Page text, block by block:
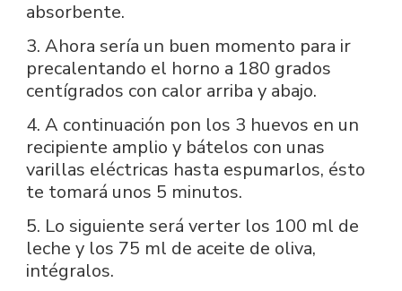
absorbente.
3. Ahora sería un buen momento para ir
precalentando el horno a 180 grados
centígrados con calor arriba y abajo.
4. A continuación pon los 3 huevos en un
recipiente amplio y bátelos con unas
varillas eléctricas hasta espumarlos, ésto
te tomará unos 5 minutos.
5. Lo siguiente será verter los 100 ml de
leche y los 75 ml de aceite de oliva,
intégralos.